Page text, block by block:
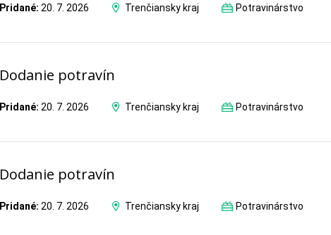
Pridané: 20. 7. 2026 Trenčiansky kraj Potravinárstvo
Dodanie potravín
Pridané: 20. 7. 2026 Trenčiansky kraj Potravinárstvo
Dodanie potravín
Pridané: 20. 7. 2026 Trenčiansky kraj Potravinárstvo